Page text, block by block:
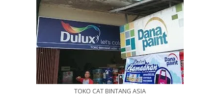
TOKO CAT BINTANG ASIA